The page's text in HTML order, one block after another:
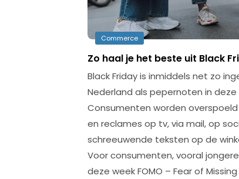
Commerce
Zo haal je het beste uit Black
Black Friday is inmiddels net zo
Nederland als pepernoten in
Consumenten worden
en reclames op tv, via mail, op
schreeuwende teksten op de
Voor consumenten, vooral
deze week FOMO – Fear of